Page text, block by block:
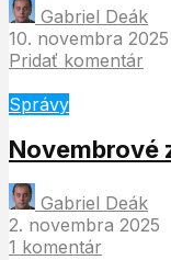
Gabriel Deák
10. novembra 2025
Pridať komentár
Správy
Novembrové
Gabriel Deák
2. novembra 2025
1 komentár